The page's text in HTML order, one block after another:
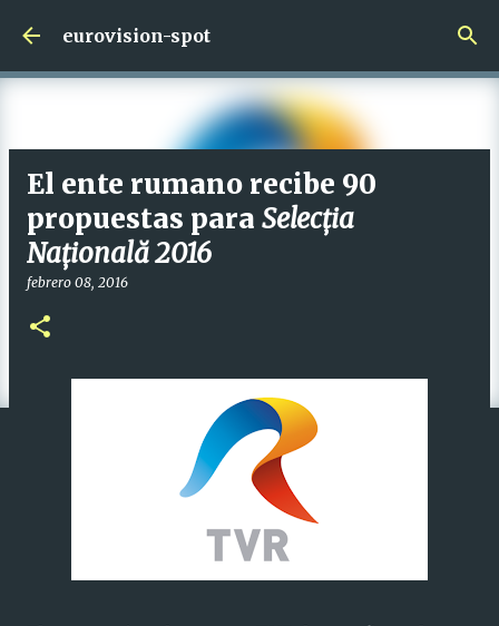
Ir al contenido principal
eurovision-spot
El ente rumano recibe 90
propuestas para Selecția
Națională 2016
febrero 08, 2016